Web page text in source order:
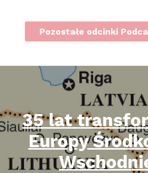
Pozostałe odcinki
35 lat
Europy